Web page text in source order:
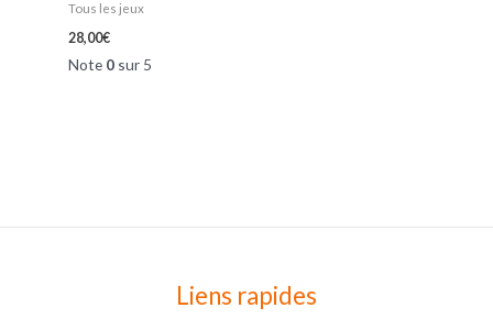
Tous les jeux
28,00€
Note 0 sur 5
Liens rapides